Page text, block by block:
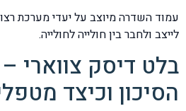
עמוד השדרה מיוצב על יעדי מערכת
לייצב ולחבר בין חולייה לחולייה.
בלט דיסק צווארי
הסיכון וכיצד